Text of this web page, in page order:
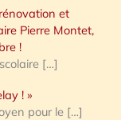
et
Pierre Montet,
!
[…]
! »
pour le […]